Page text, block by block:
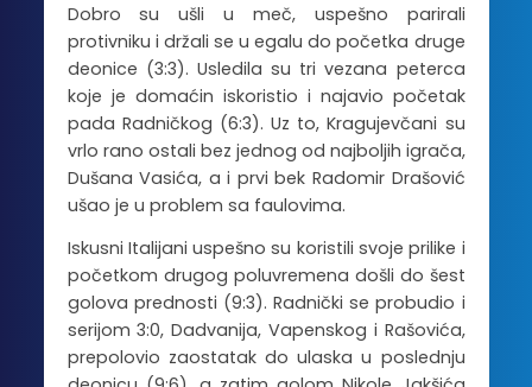
Dobro su ušli u meč, uspešno parirali
protivniku i držali se u egalu do početka druge
deonice (3:3). Usledila su tri vezana peterca
koje je domaćin iskoristio i najavio početak
pada Radničkog (6:3). Uz to, Kragujevčani su
vrlo rano ostali bez jednog od najboljih igrača,
Dušana Vasića, a i prvi bek Radomir Drašović
ušao je u problem sa faulovima.
Iskusni Italijani uspešno su koristili svoje prilike i
početkom drugog poluvremena došli do šest
golova prednosti (9:3). Radnički se probudio i
serijom 3:0, Dadvanija, Vapenskog i Rašovića,
prepolovio zaostatak do ulaska u poslednju